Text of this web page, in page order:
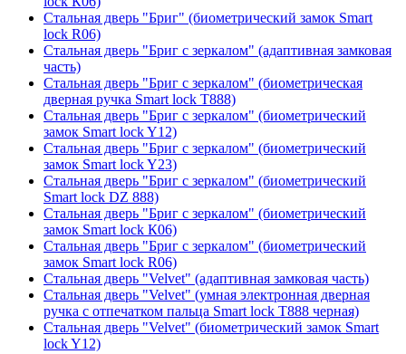
Стальная дверь "Бриг" (биометрический замок Smart
lock R06)
Стальная дверь "Бриг с зеркалом" (адаптивная замковая
часть)
Стальная дверь "Бриг с зеркалом" (биометрическая
дверная ручка Smart lock T888)
Стальная дверь "Бриг с зеркалом" (биометрический
замок Smart lock Y12)
Стальная дверь "Бриг с зеркалом" (биометрический
замок Smart lock Y23)
Стальная дверь "Бриг с зеркалом" (биометрический
Smart lock DZ 888)
Стальная дверь "Бриг с зеркалом" (биометрический
замок Smart lock К06)
Стальная дверь "Бриг с зеркалом" (биометрический
замок Smart lock R06)
Стальная дверь "Velvet" (адаптивная замковая часть)
Стальная дверь "Velvet" (умная электронная дверная
ручка с отпечатком пальца Smart lock T888 черная)
Стальная дверь "Velvet" (биометрический замок Smart
lock Y12)